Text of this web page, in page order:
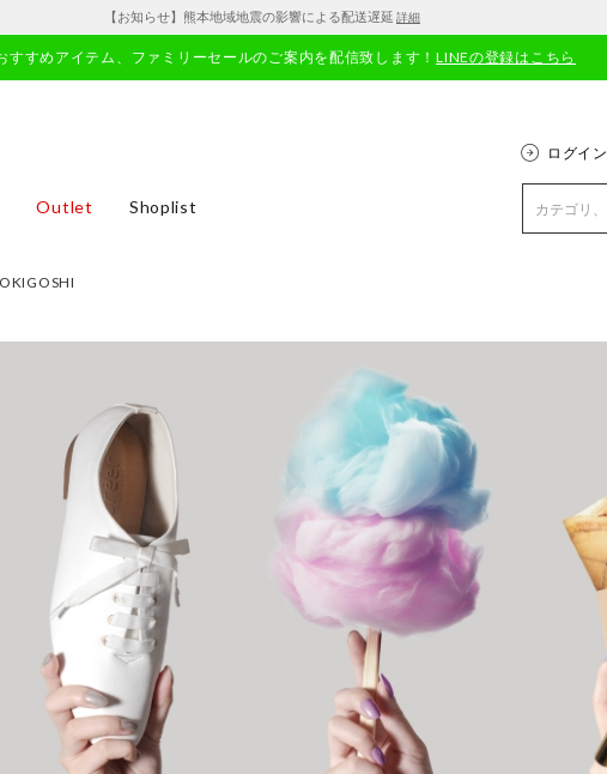
【お知らせ】熊本地域地震の影響による配送遅延 詳細
すすめアイテム、ファミリーセールのご案内を配信致します！LINEの登録はこちら
ログイン
Outlet Shoplist